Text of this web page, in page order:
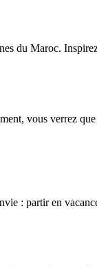
du Maroc.
vous verrez
: partir en